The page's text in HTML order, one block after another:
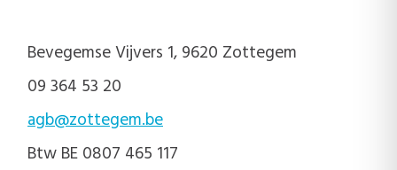
Bevegemse Vijvers 1, 9620 Zottegem
09 364 53 20
agb@zottegem.be
Btw BE 0807 465 117